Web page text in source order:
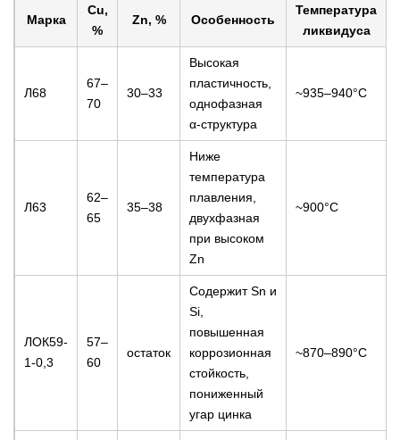
Марка
Cu,
%
Zn, % Особенность
Температура
ликвидуса
Л68
67–
70
30–33
Высокая
пластичность,
однофазная
α-структура
~935–940°C
Л63
62–
65
35–38
Ниже
температура
плавления,
двухфазная
при высоком
Zn
~900°C
ЛОК59-
1-0,3
57–
60
остаток
Содержит Sn и
Si,
повышенная
коррозионная
стойкость,
пониженный
угар цинка
~870–890°C